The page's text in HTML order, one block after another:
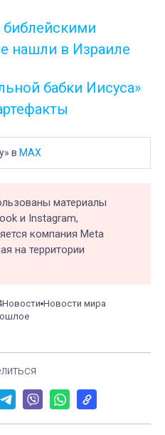
нашли в Израиле
бабки Иисуса»
в MAX
материалы
и Instagram,
компания Meta
на территории
Новости Новости мира